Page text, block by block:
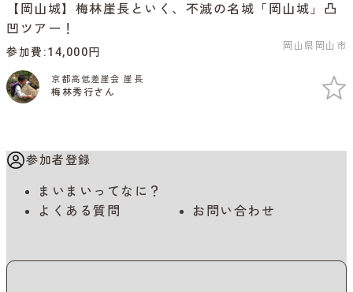
【岡山城】梅林崖長といく、不滅の名城「岡山城」凸
凹ツアー！
岡山県岡山市
参加費 14,000円
京都高低差崖会 崖長
梅林秀行さん
参加者登録
まいまいってなに？
よくある質問
お問い合わせ